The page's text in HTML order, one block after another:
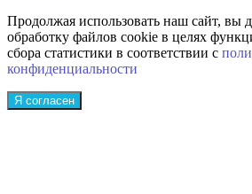
Продолжая использовать наш сайт, вы
обработку файлов cookie в целях
сбора статистики в соответствии с
конфиденциальности
Я согласен